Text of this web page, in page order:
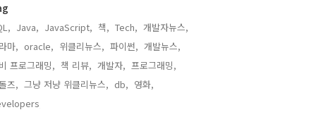
Java, JavaScript, 책, Tech, 개발자뉴스,
마, oracle, 위클리뉴스, 파이썬, 개발뉴스,
프로그래밍, 책 리뷰, 개발자, 프로그래밍,
즈, 그냥 저냥 위클리뉴스, db, 영화,